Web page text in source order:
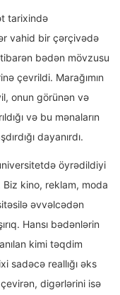
tarixində
vahid bir çərçivədə
bədən mövzusu
çevrildi. Marağımın
onun görünən və
və bu mənaların
dayanırdı.
öyrədildiyi
Biz kino, reklam, moda
əvvəlcədən
Hansı bədənlərin
kimi təqdim
sadəcə reallığı əks
digərlərini isə